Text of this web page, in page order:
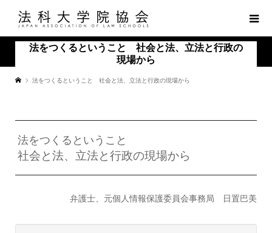
法をつくるということ 社会と法、立法と行政の
現場から
法をつくるということ 社会と法、立法と行政の現場から
法をつくるということ
社会と法、立法と行政の現場から
弁護士、元個人情報保護委員会事務局 日置巴美